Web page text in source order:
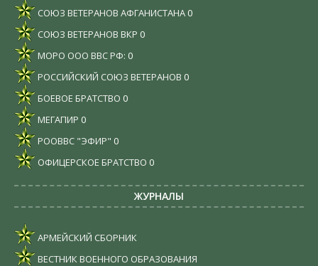
СОЮЗ ВЕТЕРАНОВ АФГАНИСТАНА 0
СОЮЗ ВЕТЕРАНОВ ВКР 0
МОРО ООО ВВС РФ: 0
РОССИЙСКИЙ СОЮЗ ВЕТЕРАНОВ 0
БОЕВОЕ БРАТСТВО 0
МЕГАПИР 0
РООВВС "ЭФИР" 0
ОФИЦЕРСКОЕ БРАТСТВО 0
ЖУРНАЛЫ
АРМЕЙСКИЙ СБОРНИК
ВЕСТНИК ВОЕННОГО ОБРАЗОВАНИЯ